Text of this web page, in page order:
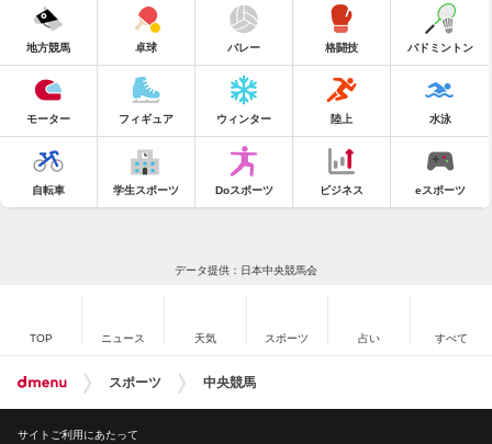
地方競馬 卓球 バレー 格闘技 バドミントン
モーター フィギュア ウィンター 陸上 水泳
自転車 学生スポーツ Doスポーツ ビジネス eスポーツ
データ提供：日本中央競馬会
TOP ニュース 天気 スポーツ 占い すべて
スポーツ 中央競馬
サイトご利用にあたって